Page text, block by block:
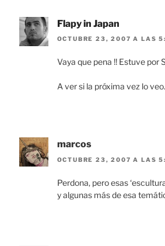
Flapy in Japan
OCTUBRE 23, 2007 A LAS
Vaya que pena !! Estuve por
A ver si la próxima vez lo veo.
marcos
OCTUBRE 23, 2007 A LAS
Perdona, pero esas
y algunas más de esa